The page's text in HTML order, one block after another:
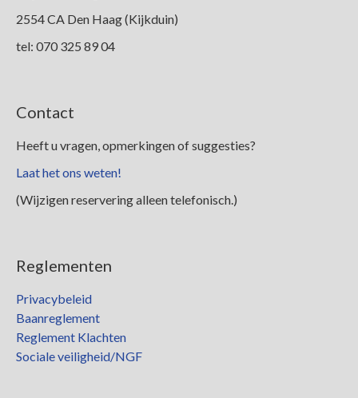
2554 CA Den Haag (Kijkduin)
tel: 070 325 89 04
Contact
Heeft u vragen, opmerkingen of suggesties?
Laat het ons weten!
(Wijzigen reservering alleen telefonisch.)
Reglementen
Privacybeleid
Baanreglement
Reglement Klachten
Sociale veiligheid/NGF